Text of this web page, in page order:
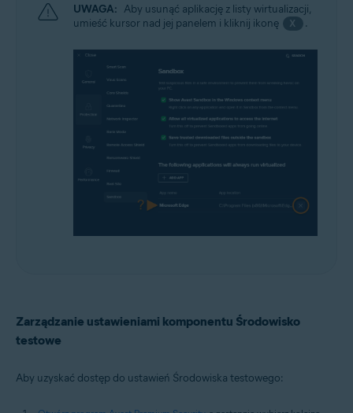
UWAGA: Aby usunąć aplikację z listy wirtualizacji,
umieść kursor nad jej panelem i kliknij ikonę
X .
Zarządzanie ustawieniami komponentu Środowisko
testowe
Aby uzyskać dostęp do ustawień Środowiska testowego: